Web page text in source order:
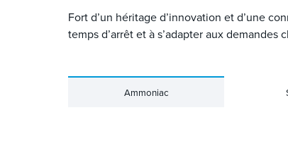
Fort d’un héritage d’innovation et d’une
temps d’arrêt et à s’adapter aux demandes
Ammoniac